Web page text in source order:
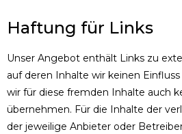
Haftung für Links
Unser Angebot enthält Links zu
auf deren Inhalte wir keinen
wir für diese fremden Inhalte auch
übernehmen. Für die Inhalte der
der jeweilige Anbieter oder